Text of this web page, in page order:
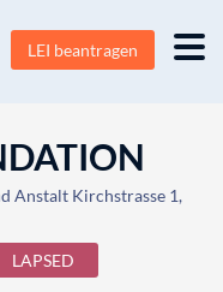
LEI beantragen
Anstalt Kirchstrasse 1,
LAPSED